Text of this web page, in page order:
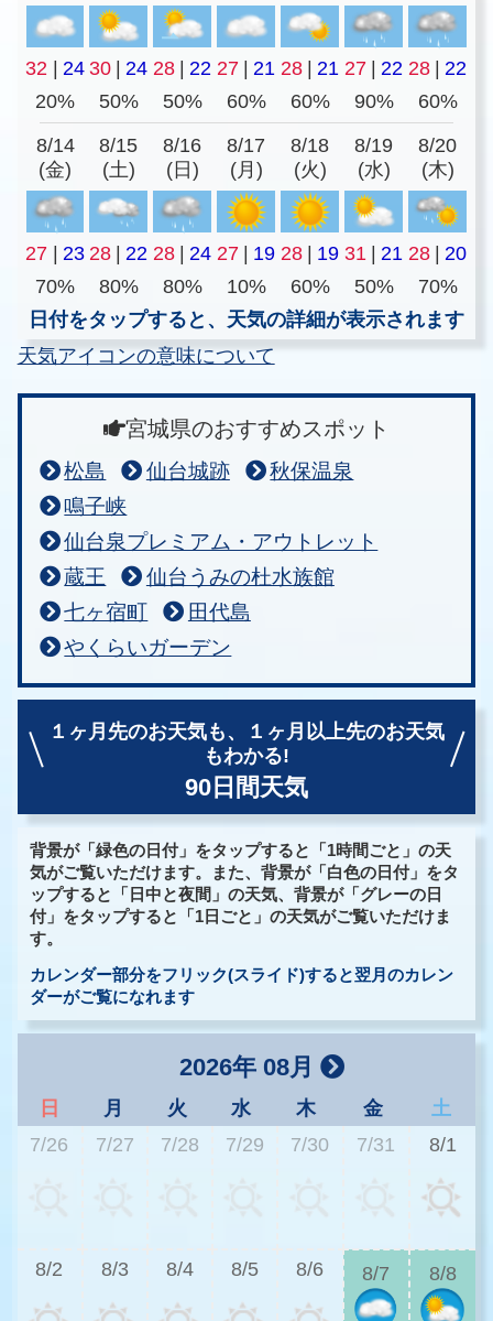
32 | 24 30 | 24 28 | 22 27 | 21 28 | 21 27 | 22 28 | 22
20%
50% 50% 60% 60% 90% 60%
8/14
(金)
8/15
(土)
8/16
(日)
8/17
(月)
8/18
(火)
8/19
(水)
8/20
(木)
27 | 23 28 | 22 28 | 24 27 | 19 28 | 19 31 | 21 28 | 20
70%
80% 80% 10% 60% 50%
70%
日付をタップすると、天気の詳細が表示されます
天気アイコンの意味について
宮城県のおすすめスポット
松島 仙台城跡
秋保温泉
鳴子峡
仙台泉プレミアム・アウトレット
蔵王
仙台うみの杜水族館
七ヶ宿町
田代島
やくらいガーデン
１ヶ月先のお天気も、
１ヶ月以上先のお天気
もわかる!
90日間天気
背景が「緑色の日付」をタップすると「1時間ごと」の天
気がご覧いただけます。また、背景が「白色の日付」をタ
ップすると「日中と夜間」の天気、背景が「グレーの日
付」をタップすると「1日ごと」の天気がご覧いただけま
す。
カレンダー部分をフリック(スライド)すると翌月のカレン
ダーがご覧になれます
2026年 08月
日 月 火 水 木 金
土
7/26
7/27 7/28 7/29 7/30 7/31 8/1
8/2 8/3 8/4 8/5 8/6 8/7 8/8